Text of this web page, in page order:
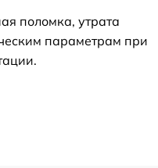
поломка, утрата
параметрам при